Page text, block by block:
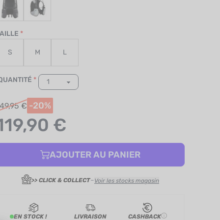
S M L
€ -20%
€
AJOUTER AU PANIER
>> CLICK & COLLECT-Voir les stocks magasin
EN STOCK ! LIVRAISON CASHBACK